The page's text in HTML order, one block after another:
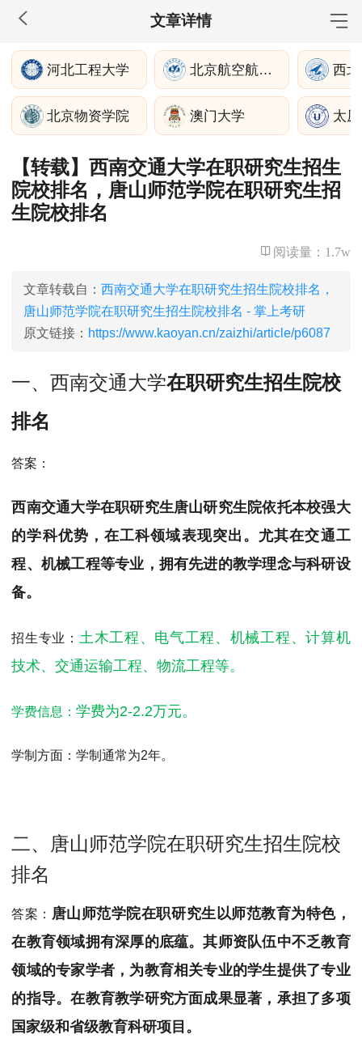
文章详情
MBA工商管理
院校库 考试报名 招生政策 学制学费
报名流程
考试真题
报考经验 招生简章
MEM工程管理
院校库 考试报名 招生政策 学制学费
报名流程
考试真题
报考经验
院校库 考试报名 招生政策 学制学费
报名流程
考试真题
报考经验 招生简章
考试真题
MTA旅游管理
院校库 考试报名 招生政策 学制学费
报名流程
考试真题
报考经验 招生简章
河北工程大学 北京航空航天大学
北京物资学院 澳门大学 太
【转载】西南交通大学在职研究生招生
院校排名，唐山师范学院在职研究生招
生院校排名
阅读量： 1.7w
文章转载自： 西南交通大学在职研究生招生院校排名，
唐山师范学院在职研究生招生院校排名 - 掌上考研
原文链接： https://www.kaoyan.cn/zaizhi/article/p6087
一、西南交通大学在职研究生招生院校
排名
答案：
西南交通大学在职研究生唐山研究生院依托本校强大
的学科优势，在工科领域表现突出。尤其在交通工
程、机械工程等专业，拥有先进的教学理念与科研设
备。
招生专业： 土木工程、电气工程、机械工程、计算机
技术、交通运输工程、物流工程等。
学费信息：学费为2-2.2万元。
学制方面：学制通常为2年。
二、唐山师范学院在职研究生招生院校
排名
答案： 唐山师范学院在职研究生以师范教育为特色，
在教育领域拥有深厚的底蕴。其师资队伍中不乏教育
领域的专家学者，为教育相关专业的学生提供了专业
的指导。在教育教学研究方面成果显著，承担了多项
国家级和省级教育科研项目。